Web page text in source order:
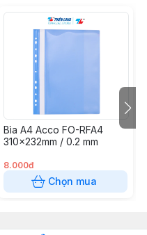
Bìa A4 Acco FO-RFA4
310x232mm / 0.2 mm
8.000đ
Chọn mua